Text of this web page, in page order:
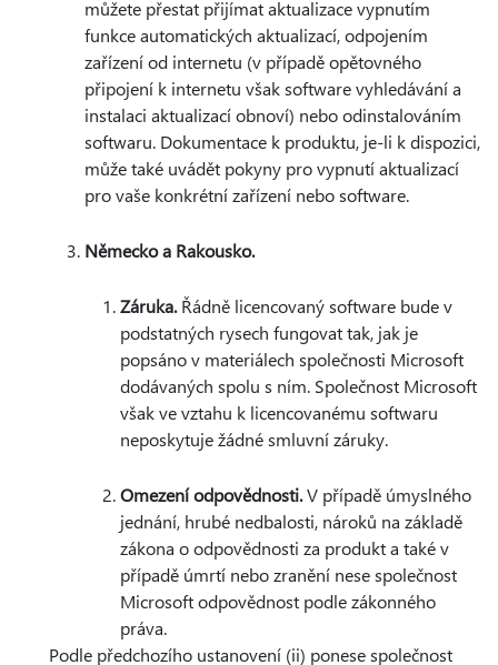
můžete přestat přijímat aktualizace vypnutím
funkce automatických aktualizací, odpojením
zařízení od internetu (v případě opětovného
připojení k internetu však software vyhledávání a
instalaci aktualizací obnoví) nebo odinstalováním
softwaru. Dokumentace k produktu, je-li k dispozici,
může také uvádět pokyny pro vypnutí aktualizací
pro vaše konkrétní zařízení nebo software.
Německo a Rakousko.
Záruka.Řádně licencovaný software bude v
podstatných rysech fungovat tak, jak je
popsáno v materiálech společnosti Microsoft
dodávaných spolu s ním. Společnost Microsoft
však ve vztahu k licencovanému softwaru
neposkytuje žádné smluvní záruky.
Omezení odpovědnosti.V případě úmyslného
jednání, hrubé nedbalosti, nároků na základě
zákona o odpovědnosti za produkt a také v
případě úmrtí nebo zranění nese společnost
Microsoft odpovědnost podle zákonného
práva.
Podle předchozího ustanovení (ii) ponese společnost